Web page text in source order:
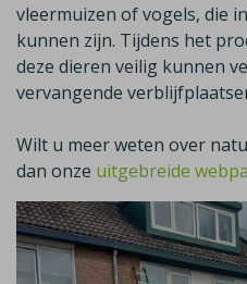
vleermuizen of vogels, die
kunnen zijn. Tijdens het
deze dieren veilig kunnen
vervangende
Wilt u meer weten over
dan onze uitgebreide